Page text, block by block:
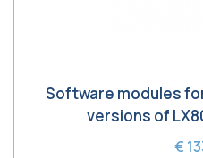
Software modules
versions of
€